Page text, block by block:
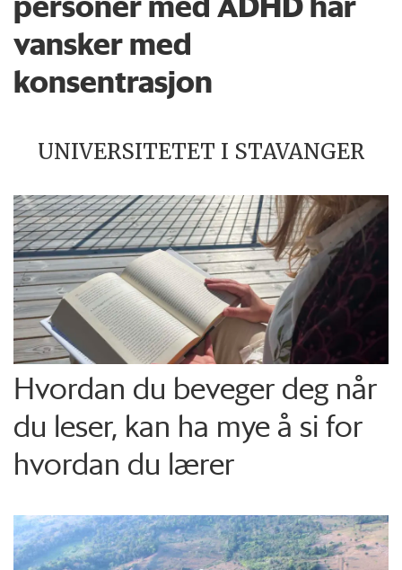
vansker med
konsentrasjon
UNIVERSITETET I STAVANGER
Hvordan du beveger deg når
du leser, kan ha mye å si for
hvordan du lærer